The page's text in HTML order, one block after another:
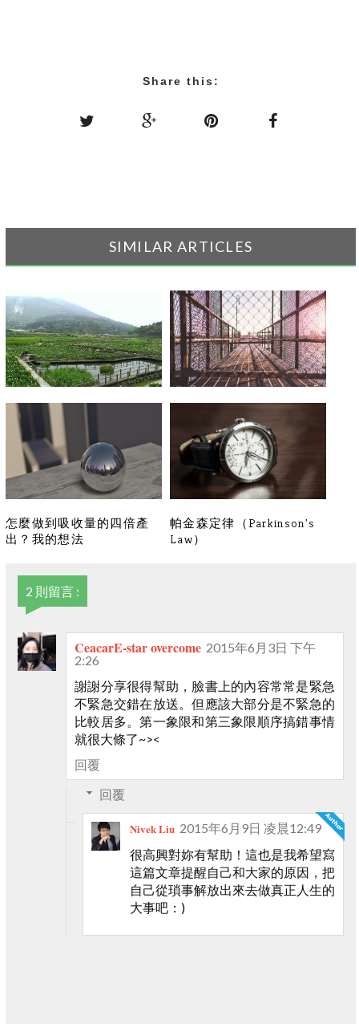
Share this:
SIMILAR ARTICLES
「關於我」是網站很重要的
一頁
怎麼做到吸收量的四倍產
出？我的想法
帕金森定律（Parkinson's
Law）
2 則留言 :
CeacarE-star overcome 2015年6月3日 下午
2:26
謝謝分享很得幫助，臉書上的內容常常是緊急
不緊急交錯在放送。但應該大部分是不緊急的
比較居多。第一象限和第三象限順序搞錯事情
就很大條了~><
回覆
回覆
Nivek Liu 2015年6月9日 凌晨12:49
很高興對妳有幫助！這也是我希望寫
這篇文章提醒自己和大家的原因，把
自己從瑣事解放出來去做真正人生的
大事吧：)